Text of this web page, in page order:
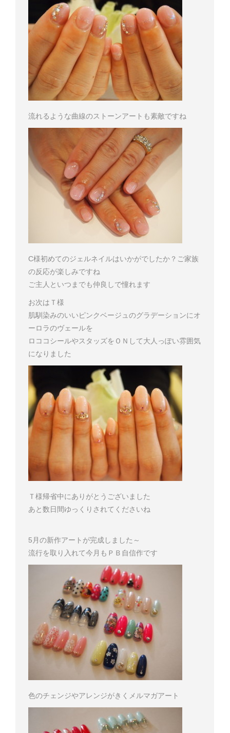
流れるような曲線のストーンアートも素敵ですね
C様初めてのジェルネイルはいかがでしたか？ご家族
の反応が楽しみですね
ご主人といつまでも仲良しで憧れます
お次はＴ様
肌馴染みのいいピンクベージュのグラデーションにオ
ーロラのヴェールを
ロココシールやスタッズをＯＮして大人っぽい雰囲気
になりました
Ｔ様帰省中にありがとうございました
あと数日間ゆっくりされてくださいね
5月の新作アートが完成しました～
流行を取り入れて今月もＰＢ自信作です
色のチェンジやアレンジがきくメルマガアート